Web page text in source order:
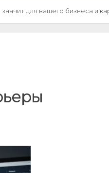
для вашего бизнеса и